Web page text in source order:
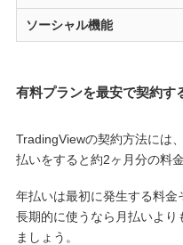
ソーシャル機能
有料プランを最安で契約す
TradingViewの契約方法には
払いをすると約2ヶ月分の料
年払いは最初に発生する料金
長期的に使うなら月払いよ
ましょう。